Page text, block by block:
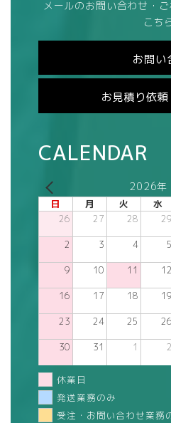
メールのお問い合わせ・
こち
お問い
お見積り依頼
CALENDAR
2026年
日 月 火 水
26 27 28 29
2 3 4 5
9 10 11 12
16 17 18 19
23 24 25 26
30 31 1 2
休業日
発送業務のみ
受注・お問い合わせ業務